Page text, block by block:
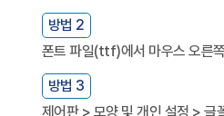
방법 2
폰트 파일(ttf)에서 마우스 오른
방법 3
제어판 > 모양 및 개인 설정 > 글